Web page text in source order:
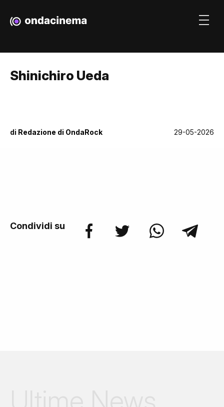
Shinichiro Ueda
di Redazione di OndaRock 29-05-2026
Condividi su